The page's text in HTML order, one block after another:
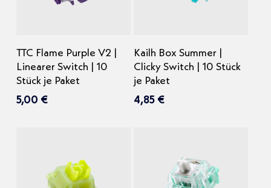
In den Warenkorb
TTC Flame Purple V2 |
Linearer Switch | 10
Stück je Paket
5,00 €
In den Warenkorb
Kailh Box Summer |
Clicky Switch | 10 Stück
je Paket
4,85 €